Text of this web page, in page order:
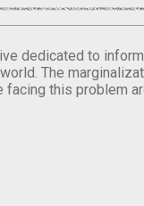
dedicated to
The
this problem